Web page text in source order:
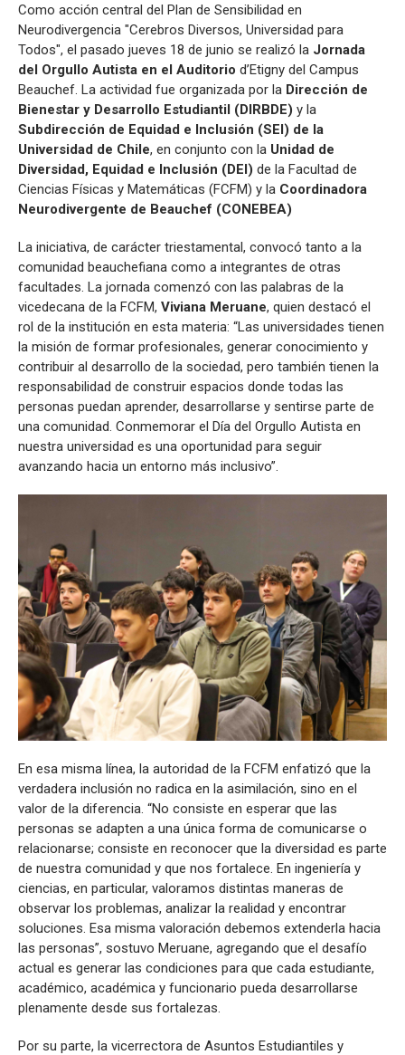
Como acción central del Plan de Sensibilidad en
Neurodivergencia "Cerebros Diversos, Universidad para
Todos", el pasado jueves 18 de junio se realizó la Jornada
del Orgullo Autista en el Auditorio d’Etigny del Campus
Beauchef. La actividad fue organizada por la Dirección de
Bienestar y Desarrollo Estudiantil (DIRBDE) y la
Subdirección de Equidad e Inclusión (SEI) de la
Universidad de Chile, en conjunto con la Unidad de
Diversidad, Equidad e Inclusión (DEI) de la Facultad de
Ciencias Físicas y Matemáticas (FCFM) y la Coordinadora
Neurodivergente de Beauchef (CONEBEA)
La iniciativa, de carácter triestamental, convocó tanto a la
comunidad beauchefiana como a integrantes de otras
facultades. La jornada comenzó con las palabras de la
vicedecana de la FCFM, Viviana Meruane, quien destacó el
rol de la institución en esta materia: “Las universidades tienen
la misión de formar profesionales, generar conocimiento y
contribuir al desarrollo de la sociedad, pero también tienen la
responsabilidad de construir espacios donde todas las
personas puedan aprender, desarrollarse y sentirse parte de
una comunidad. Conmemorar el Día del Orgullo Autista en
nuestra universidad es una oportunidad para seguir
avanzando hacia un entorno más inclusivo”.
En esa misma línea, la autoridad de la FCFM enfatizó que la
verdadera inclusión no radica en la asimilación, sino en el
valor de la diferencia. “No consiste en esperar que las
personas se adapten a una única forma de comunicarse o
relacionarse; consiste en reconocer que la diversidad es parte
de nuestra comunidad y que nos fortalece. En ingeniería y
ciencias, en particular, valoramos distintas maneras de
observar los problemas, analizar la realidad y encontrar
soluciones. Esa misma valoración debemos extenderla hacia
las personas”, sostuvo Meruane, agregando que el desafío
actual es generar las condiciones para que cada estudiante,
académico, académica y funcionario pueda desarrollarse
plenamente desde sus fortalezas.
Por su parte, la vicerrectora de Asuntos Estudiantiles y